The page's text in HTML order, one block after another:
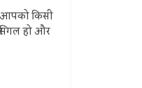
किसी
हो और